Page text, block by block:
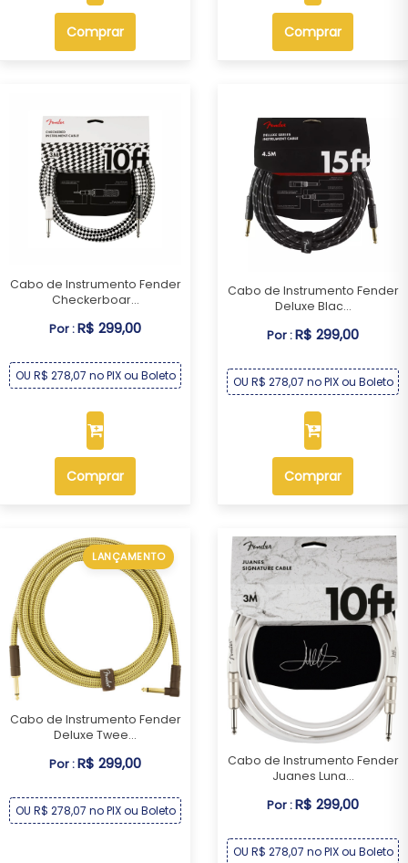
Comprar Comprar
Cabo de Instrumento Fender
Checkerboar...
Por :R$ 299,00
OU R$ 278,07 no PIX ou Boleto
Comprar
Cabo de Instrumento Fender
Deluxe Blac...
Por :R$ 299,00
OU R$ 278,07 no PIX ou Boleto
Comprar
LANÇAMENTO
Cabo de Instrumento Fender
Deluxe Twee...
Por :R$ 299,00
OU R$ 278,07 no PIX ou Boleto
Cabo de Instrumento Fender
Juanes Luna...
Por :R$ 299,00
OU R$ 278,07 no PIX ou Boleto